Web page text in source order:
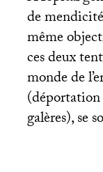
de
même
ces deux
monde de
(déportation
galères), se